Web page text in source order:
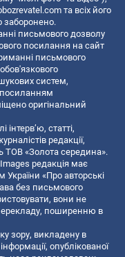
та всіх його
заборонено.
письмового дозволу
посилання на сайт
письмового
систем,
посиланням
оригінальний
інтерв’ю, статті,
редакції,
ТОВ «Золота середина».
редакція має
«Про авторські
без письмового
вони не
поширенню в
зору, викладену в
опублікованої